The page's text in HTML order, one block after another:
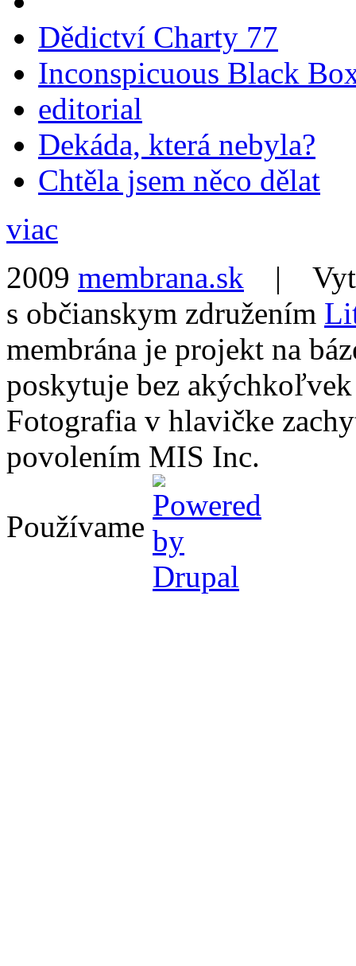
Dědictví Charty 77
Inconspicuous Black
editorial
Dekáda, která nebyla?
Chtěla jsem něco dělat
viac
2009 membrana.sk |
s občianskym združením
membrána je projekt na
poskytuje bez
Fotografia v hlavičke
povolením MIS Inc.
Používame